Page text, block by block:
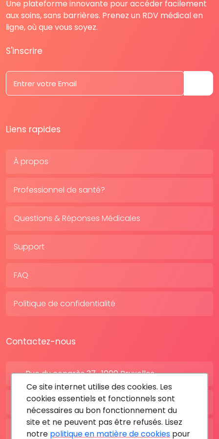
Une plateforme innovante pour accéder facilement
aux soins, sans barrières. Prenez un RDV médical en
ligne, où que vous soyez.
S'inscrire
Liens rapides
À propos
Professionnel de santé?
Questions & Réponses Médicales
Support
FAQ
Politique de confidentialité
Contactez-nous
Rue du congrès 37 , 1000 Bruxelles
BE: +32 28080227
FR: +33 183642895
Ce site internet utilise des cookies. Les
cookies essentiels et fonctionnels sont
nécessaires au bon fonctionnement du
site et ne peuvent pas être refusés. Lisez
notre politique en matière de cookies pour